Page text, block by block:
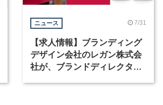
ニュース 7/31
【求人情報】ブランディング
デザイン会社のレガン株式会
社が、ブランドディレクター